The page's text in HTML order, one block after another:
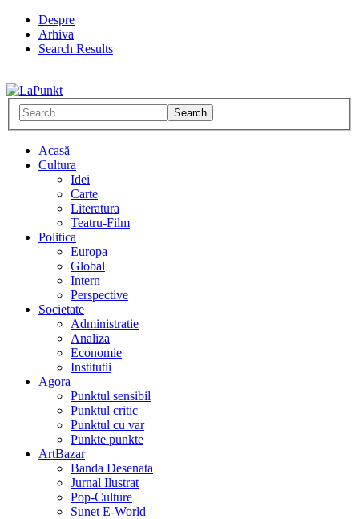
Despre
Arhiva
Search Results
Acasă
Cultura
Idei
Carte
Literatura
Teatru-Film
Politica
Europa
Global
Intern
Perspective
Societate
Administratie
Analiza
Economie
Institutii
Agora
Punktul sensibil
Punktul critic
Punktul cu var
Punkte punkte
ArtBazar
Banda Desenata
Jurnal Ilustrat
Pop-Culture
Sunet E-World